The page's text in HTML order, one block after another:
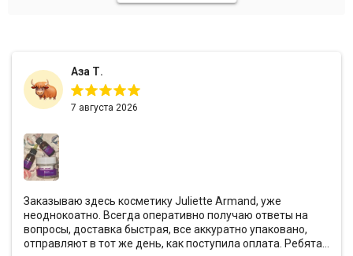
Аза Т.
7 августа 2026
Заказываю здесь косметику Juliette Armand, уже
неоднокоатно. Всегда оперативно получаю ответы на
вопросы, доставка быстрая, все аккуратно упаковано,
отправляют в тот же день, как поступила оплата. Ребята